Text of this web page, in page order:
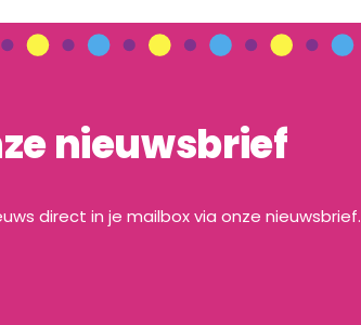
nieuwsbrief
direct in je mailbox via onze nieuwsbrief.